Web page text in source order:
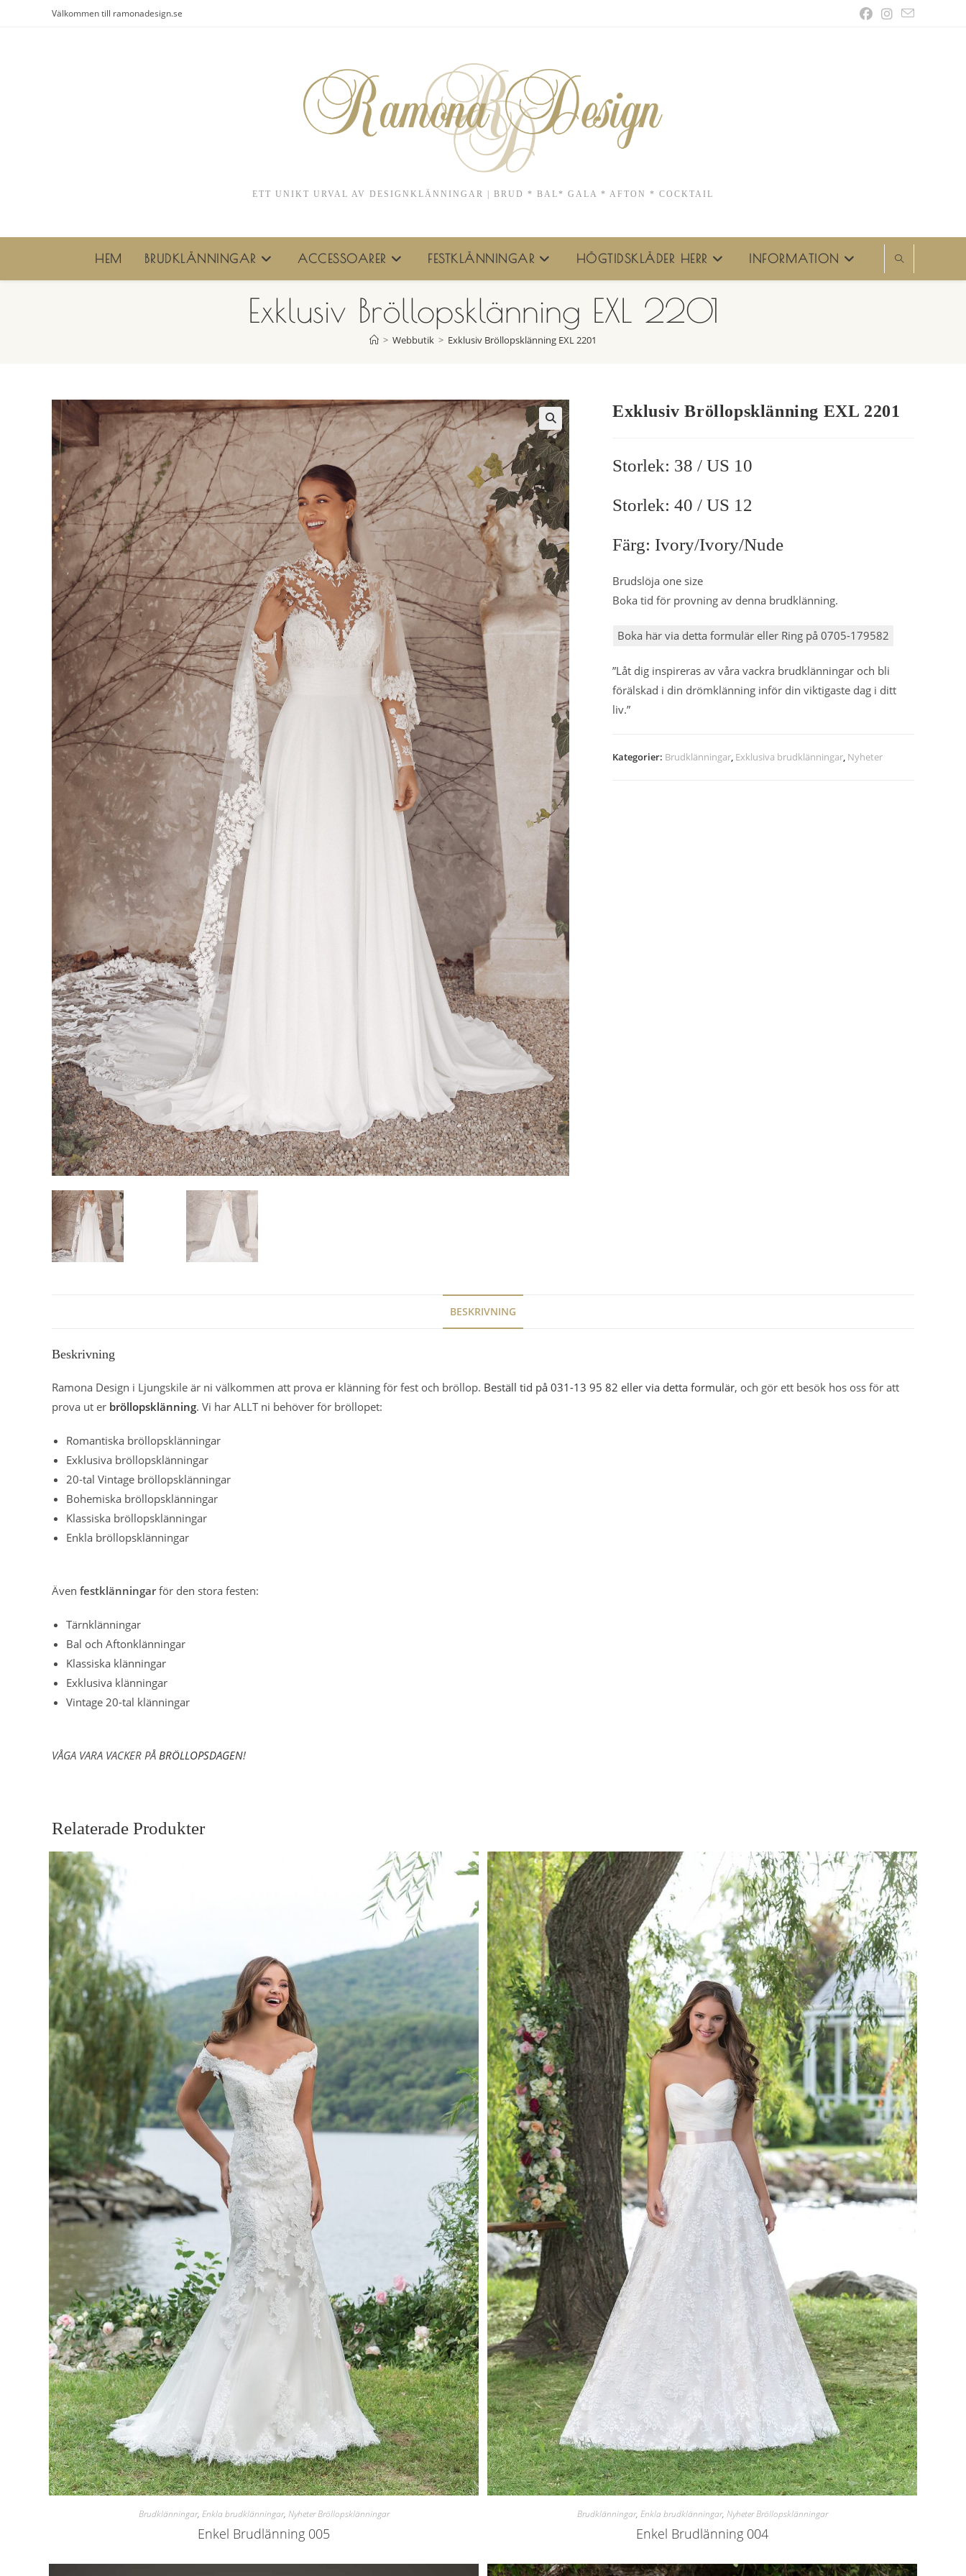
Välkommen till ramonadesign.se
ETT UNIKT URVAL AV DESIGNKLÄNNINGAR | BRUD * BAL* GALA * AFTON * COCKTAIL
HEM BRUDKLÄNNINGAR ACCESSOARER FESTKLÄNNINGAR HÖGTIDSKLÄDER HERR INFORMATION
Exklusiv Bröllopsklänning EXL 2201
> Webbutik > Exklusiv Bröllopsklänning EXL 2201
Exklusiv Bröllopsklänning EXL 2201
Storlek: 38 / US 10
Storlek: 40 / US 12
Färg: Ivory/ivory/nude
Brudslöja one size
Boka tid för provning av denna brudklänning.
Boka här via detta formulär eller Ring på 0705-179582
”Låt dig inspireras av våra vackra brudklänningar och bli
förälskad i din drömklänning inför din viktigaste dag i ditt
liv.”
Kategorier: Brudklänningar, Exklusiva brudklänningar, Nyheter
BESKRIVNING
Beskrivning
Ramona Design i Ljungskile är ni välkommen att prova er klänning för fest och bröllop. Beställ tid på 031-13 95 82 eller via detta formulär, och gör ett besök hos oss för att
prova ut er bröllopsklänning. Vi har ALLT ni behöver för bröllopet:
Romantiska bröllopsklänningar
Exklusiva bröllopsklänningar
20-tal Vintage bröllopsklänningar
Bohemiska bröllopsklänningar
Klassiska bröllopsklänningar
Enkla bröllopsklänningar
Även festklänningarför den stora festen:
Tärnklänningar
Bal och Aftonklänningar
Klassiska klänningar
Exklusiva klänningar
Vintage 20-tal klänningar
VÅGA VARA VACKER PÅ BRÖLLOPSDAGEN!
Relaterade Produkter
Brudklänningar, Enkla brudklänningar, Nyheter Bröllopsklänningar
Enkel Brudlänning 005
Brudklänningar, Enkla brudklänningar, Nyheter Bröllopsklänningar
Enkel Brudlänning 004